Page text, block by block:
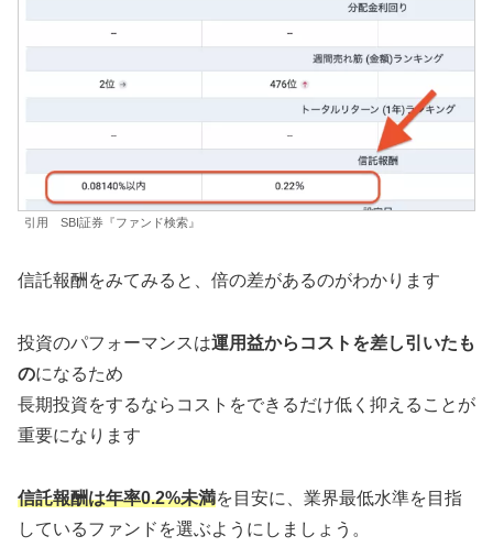
引用 SBI証券『ファンド検索』
信託報酬をみてみると、倍の差があるのがわかります
投資のパフォーマンスは運用益からコストを差し引いたも
のになるため
長期投資をするならコストをできるだけ低く抑えることが
重要になります
信託報酬は年率0.2%未満を目安に、業界最低水準を目指
しているファンドを選ぶようにしましょう。